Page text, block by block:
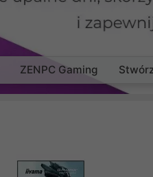
ZENPC Gaming